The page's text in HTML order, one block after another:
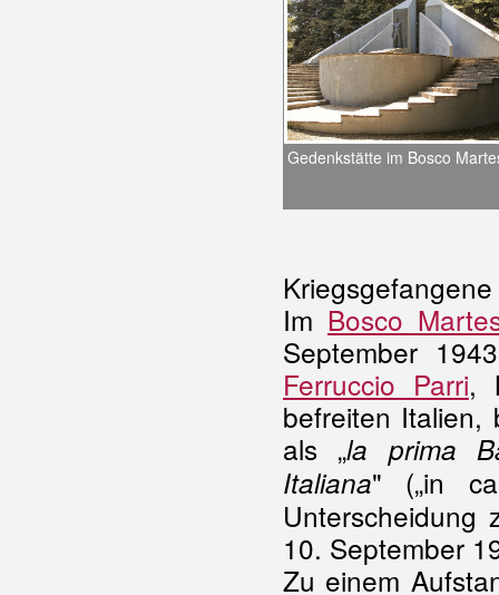
Gedenkstätte im Bosco
Im Bosco
September
Ferruccio Parri,
befreiten Italien,
als „la prima
Italiana" („in
10. September
Zu einem